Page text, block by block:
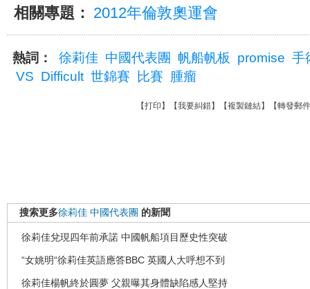
相關專題： 2012年倫敦奧運會
熱詞： 徐莉佳 中國代表團 帆船帆板 promise 手
VS Difficult 世錦賽 比賽 腫瘤
【打印 】【我要糾錯】【複製鏈結】【轉發郵件
搜索更多徐莉佳 中國代表團 的新聞
徐莉佳兌現四年前承諾 中國帆船項目歷史性突破
“女姚明“徐莉佳英語應答BBC 英國人大呼想不到
徐莉佳楊帆終於圓夢 父親曝其身體缺陷感人堅持